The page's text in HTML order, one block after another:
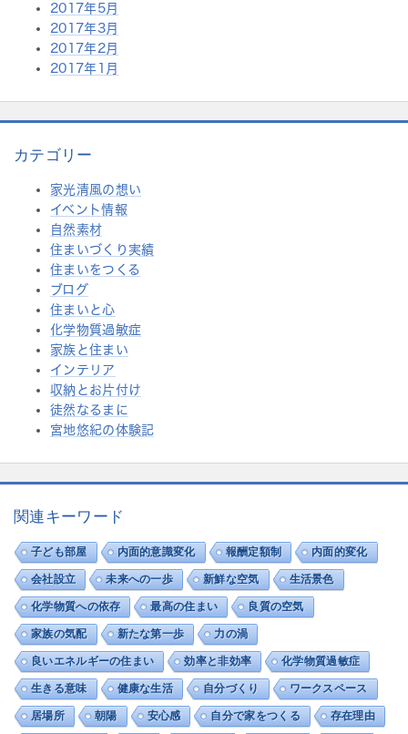
2017年5月
2017年3月
2017年2月
2017年1月
カテゴリー
家光清風の想い
イベント情報
自然素材
住まいづくり実績
住まいをつくる
ブログ
住まいと心
化学物質過敏症
家族と住まい
インテリア
収納とお片付け
徒然なるまに
宮地悠紀の体験記
関連キーワード
子ども部屋 内面的意識変化 報酬定額制 内面的変化
会社設立 未来への一歩 新鮮な空気 生活景色
化学物質への依存 最高の住まい 良質の空気
家族の気配 新たな第一歩 力の渦
良いエネルギーの住まい 効率と非効率 化学物質過敏症
生きる意味 健康な生活 自分づくり ワークスペース
居場所 朝陽 安心感 自分で家をつくる 存在理由